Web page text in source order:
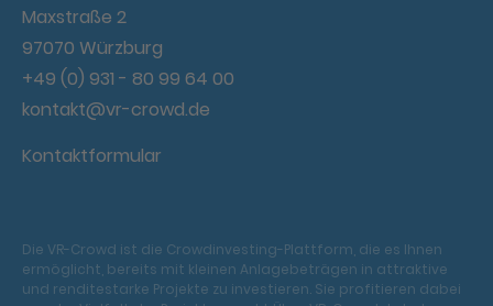
Maxstraße 2
97070 Würzburg
+49 (0) 931 - 80 99 64 00
kontakt@vr-crowd.de
Kontaktformular
Die VR-Crowd ist die Crowdinvesting-Plattform, die es Ihnen
ermöglicht, bereits mit kleinen Anlagebeträgen in attraktive
und renditestarke Projekte zu investieren. Sie profitieren dabei